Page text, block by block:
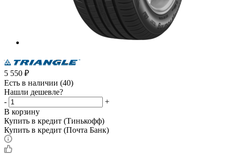
5 550 ₽
Есть в наличии (40)
Нашли дешевле?
-
+
В корзину
Купить в кредит (Тинькофф)
Купить в кредит (Почта Банк)